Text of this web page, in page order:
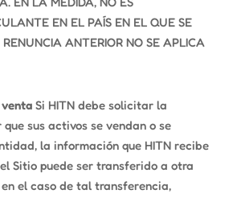
EN EL PAÍS EN EL QUE SE
ANTERIOR NO SE APLICA
Si HITN debe solicitar la
sus activos se vendan o se
la información que HITN recibe
Sitio puede ser transferido a otra
el caso de tal transferencia,